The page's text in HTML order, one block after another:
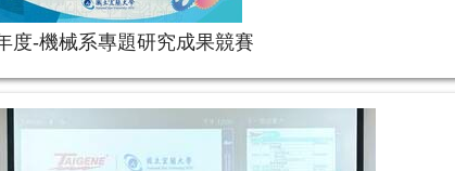
度-機械系專題研究成果競賽